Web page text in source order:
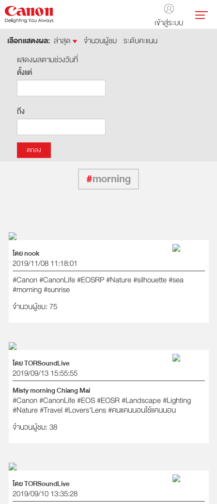
เข้าสู่ระบบ
เลือกแสดงผล: ล่าสุด จำนวนผู้ชม ระดับคะแนน
แสดงผลตามช่วงวันที่
ตั้งแต่
ถึง
#morning
โดย nook
2019/11/08 11:18:01
#Canon#CanonLife#EOSRP#Nature#silhouette#sea
#morning#sunrise
จำนวนผู้ชม: 75
โดย TORSoundLive
2019/09/13 15:55:55
Misty morning Chiang Mai
#Canon#CanonLife#EOS#EOSR#Landscape#Lighting
#Nature#Travel#Lovers'Lens#คนแคนนอนใช้แคนนอน
จำนวนผู้ชม: 38
โดย TORSoundLive
2019/09/10 13:35:28